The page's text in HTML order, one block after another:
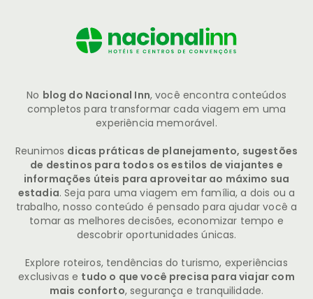
No blog do Nacional Inn, você encontra conteúdos
completos para transformar cada viagem em uma
experiência memorável.
Reunimos dicas práticas de planejamento, sugestões
de destinos para todos os estilos de viajantes e
informações úteis para aproveitar ao máximo sua
estadia. Seja para uma viagem em família, a dois ou a
trabalho, nosso conteúdo é pensado para ajudar você a
tomar as melhores decisões, economizar tempo e
descobrir oportunidades únicas.
Explore roteiros, tendências do turismo, experiências
exclusivas e tudo o que você precisa para viajar com
mais conforto, segurança e tranquilidade.